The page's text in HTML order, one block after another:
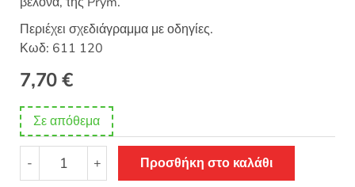
Περιέχει σχεδιάγραμμα με οδηγίες.
Κωδ: 611 120
7,70€
Σε απόθεμα
-
Βελονοπεράστρα
Prym
+ Προσθήκη στο καλάθι